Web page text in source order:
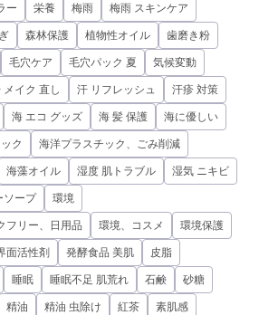
ー 栄養 梅雨 梅雨 スキンケア
森林保護 植物性オイル 歯磨き粉
毛穴ケア 毛穴パック 夏 気候変動
メイク 直し 汗 リフレッシュ 汗疹 対策
海 エコ グッズ 海 髪 保護 海に優しい
ク 海洋プラスチック、ごみ削減
海藻オイル 湿度 肌トラブル 湿気 ニキビ
ソープ 環境
フリー、日用品 環境、コスメ 環境保護
面活性剤 発酵食品 美肌 皮脂
睡眠 睡眠不足 肌荒れ 石鹸 砂糖
精油 精油 虫除け 紅茶 素肌感